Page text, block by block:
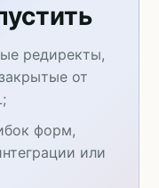
редиректы,
от
форм,
или